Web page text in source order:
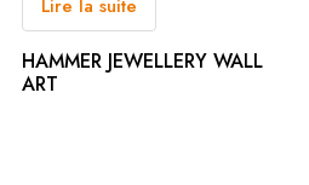
Lire la suite
HAMMER JEWELLERY WALL
ART